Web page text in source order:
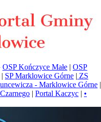
OSP Kończyce Małe | OSP
| SP Marklowice Górne | ZS
- Marklowice Górne |
| Portal Kaczyc | •